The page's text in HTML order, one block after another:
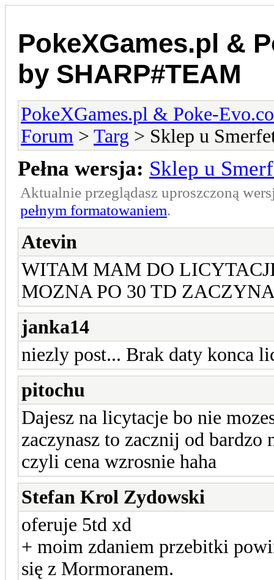
PokeXGames.pl &
by SHARP#TEAM
PokeXGames.pl & Poke-
Forum > Targ > Sklep u
Pełna wersja: Sklep u
Aktualnie przeglądasz uproszczoną
pełnym formatowaniem.
Atevin
WITAM MAM DO
MOZNA PO 30 TD
janka14
niezly post... Brak daty konca
pitochu
Dajesz na licytacje bo nie
zaczynasz to zacznij od
czyli cena wzrosnie haha
Stefan Krol Zydowski
oferuje 5td xd
+ moim zdaniem przebitki
się z Mormoranem.